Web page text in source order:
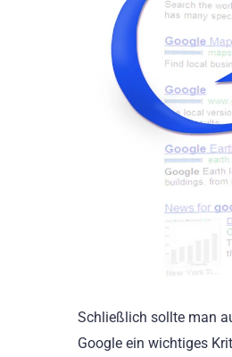
Schließlich sollte man
Google ein wichtiges